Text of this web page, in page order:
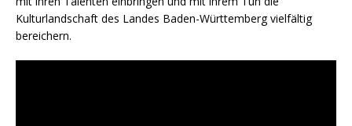
Kulturlandschaft des Landes Baden-Württemberg vielfältig
bereichern.